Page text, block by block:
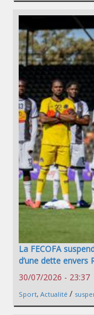
La FECOFA
d’une dette envers
30/07/2026 - 23:37
Sport, Actualité /